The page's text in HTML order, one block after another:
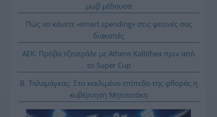
μωβ μέδουσα
Πώς να κάνετε «smart spending» στις φετινές σας
διακοπές
ΑΕΚ: Πρόβα τζενεράλε με Athens Kallithea πριν από
το Super Cup
Β. Ταλαμάγκας: Στο κεκλιμένο επίπεδο της φθοράς η
κυβέρνηση Μητσοτάκη